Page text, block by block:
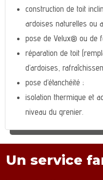
construction de toit
ardoises naturelles ou
pose de Velux® ou de
réparation de toit
d’ardoises,
pose d’étanchéité ;
isolation thermique et
niveau du grenier.
Un service